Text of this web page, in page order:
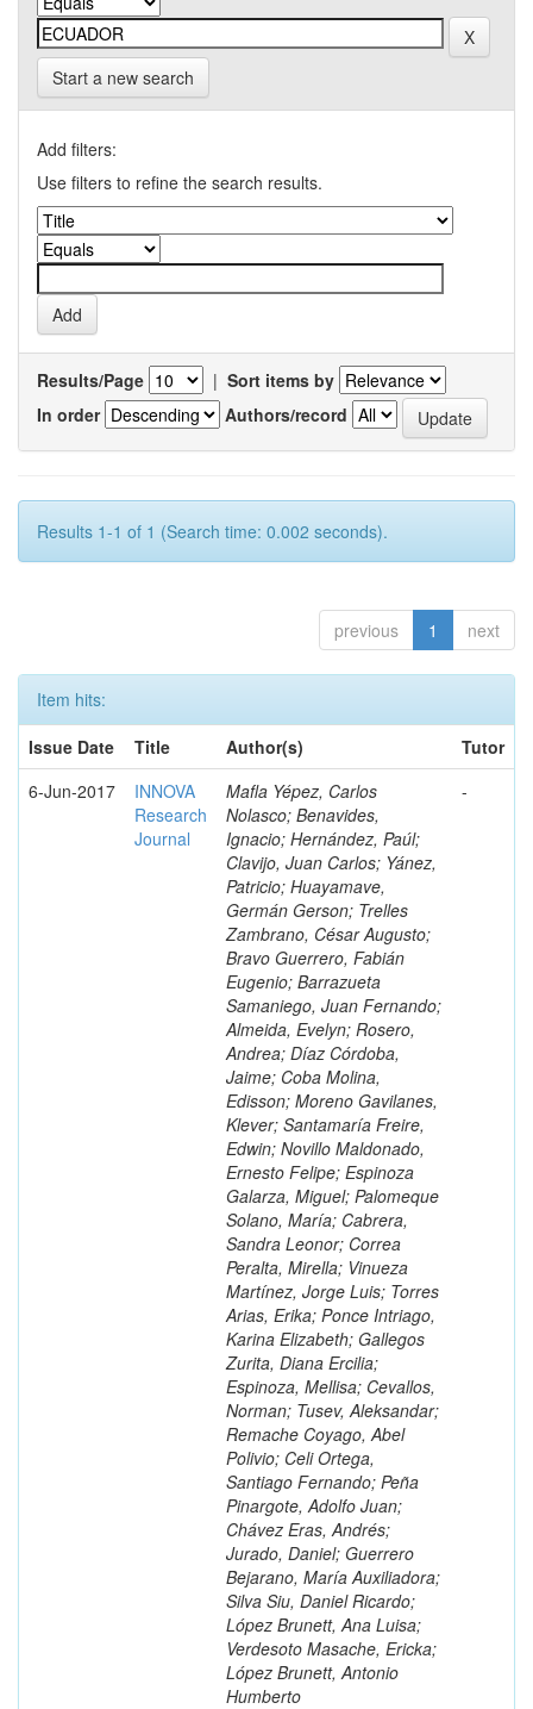
Start a new search
Add filters:
Use filters to refine the search results.
Results/Page | Sort items by
In order
Authors/record
Results 1-1 of 1 (Search time: 0.002 seconds).
previous 1 next
Item hits:
Issue Date
Title Author(s)
Tutor
6-Jun-2017
INNOVA
Research
Journal
Mafla Yépez, Carlos
Nolasco; Benavides,
Ignacio; Hernández, Paúl;
Clavijo, Juan Carlos; Yánez,
Patricio; Huayamave,
Germán Gerson; Trelles
Zambrano, César Augusto;
Bravo Guerrero, Fabián
Eugenio; Barrazueta
Samaniego, Juan Fernando;
Almeida, Evelyn; Rosero,
Andrea; Díaz Córdoba,
Jaime; Coba Molina,
Edisson; Moreno Gavilanes,
Klever; Santamaría Freire,
Edwin; Novillo Maldonado,
Ernesto Felipe; Espinoza
Galarza, Miguel; Palomeque
Solano, María; Cabrera,
Sandra Leonor; Correa
Peralta, Mirella; Vinueza
Martínez, Jorge Luis; Torres
Arias, Erika; Ponce Intriago,
Karina Elizabeth; Gallegos
Zurita, Diana Ercilia;
Espinoza, Mellisa; Cevallos,
Norman; Tusev, Aleksandar;
Remache Coyago, Abel
Polivio; Celi Ortega,
Santiago Fernando; Peña
Pinargote, Adolfo Juan;
Chávez Eras, Andrés;
Jurado, Daniel; Guerrero
Bejarano, María Auxiliadora;
Silva Siu, Daniel Ricardo;
López Brunett, Ana Luisa;
Verdesoto Masache, Ericka;
López Brunett, Antonio
Humberto
-